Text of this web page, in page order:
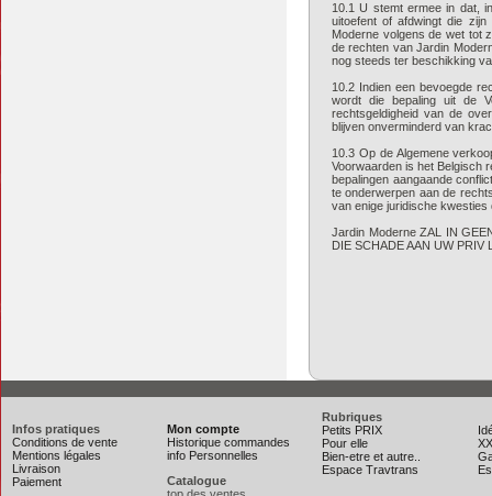
10.1 U stemt ermee in dat,
uitoefent of afdwingt die
Moderne volgens de wet tot
de rechten van Jardin
nog steeds ter beschikking
10.2 Indien een bevoegde
wordt die bepaling uit de
rechtsgeldigheid van de
blijven onverminderd van
10.3 Op de Algemene
Voorwaarden is het Belgisch
bepalingen aangaande
te onderwerpen aan de
van enige juridische kwesties
Jardin Moderne ZAL IN
DIE SCHADE AAN UW PRIV
Infos pratiques
Conditions de vente
Mentions légales
Livraison
Paiement
Mon compte
Historique commandes
info Personnelles
Catalogue
Rubriques
Petits PRIX
Pour elle
Bien-etre et autre..
Espace Travtrans